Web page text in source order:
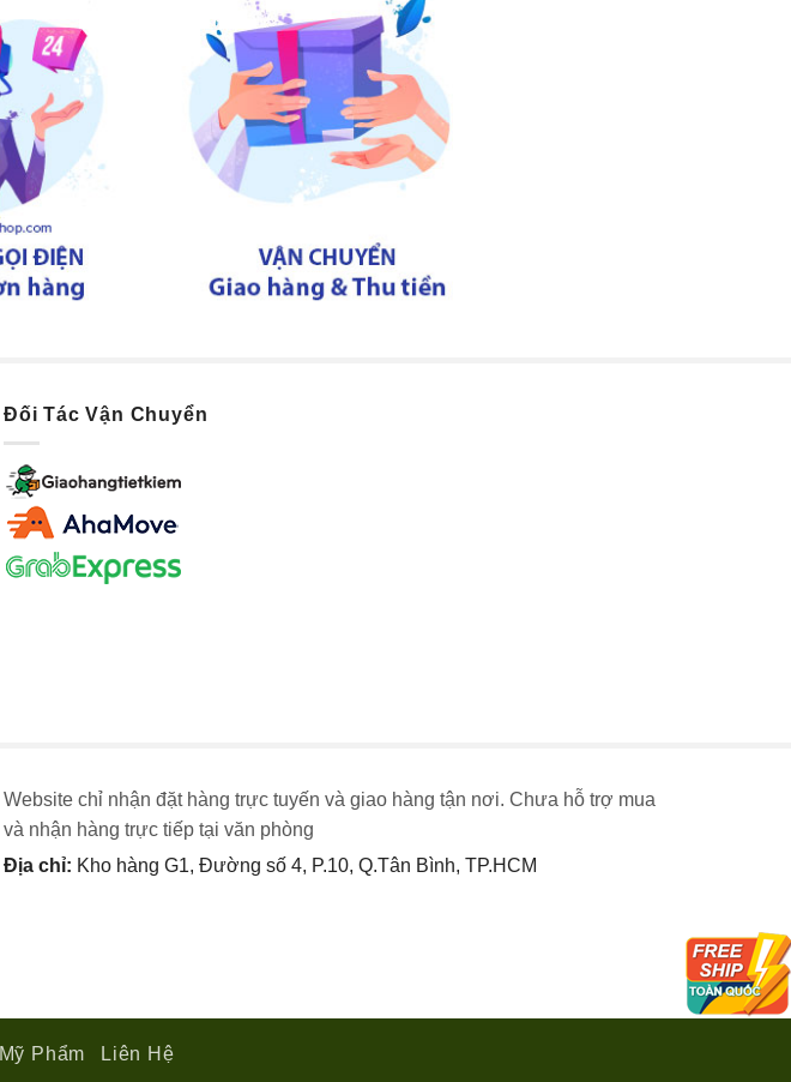
Đối Tác Vận Chuyển
Website chỉ nhận đặt hàng trực tuyến và giao hàng tận nơi. Chưa hỗ trợ mua
và nhận hàng trực tiếp tại văn phòng
Địa chỉ: Kho hàng G1, Đường số 4, P.10, Q.Tân Bình, TP.HCM
Mỹ Phẩm
Liên Hệ